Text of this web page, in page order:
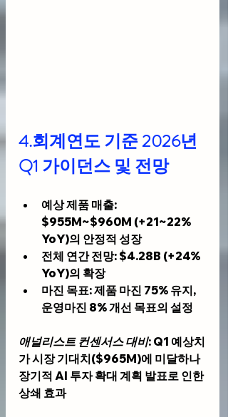
4.회계연도 기준 2026년
Q1 가이던스 및 전망
예상 제품 매출:
$955M~$960M (+21~22%
YoY)의 안정적 성장
전체 연간 전망: $4.28B (+24%
YoY)의 확장
마진 목표: 제품 마진 75% 유지,
운영마진 8% 개선 목표의 설정
애널리스트 컨센서스 대비: Q1 예상치
가 시장 기대치($965M)에 미달하나
장기적 AI 투자 확대 계획 발표로 인한
상쇄 효과